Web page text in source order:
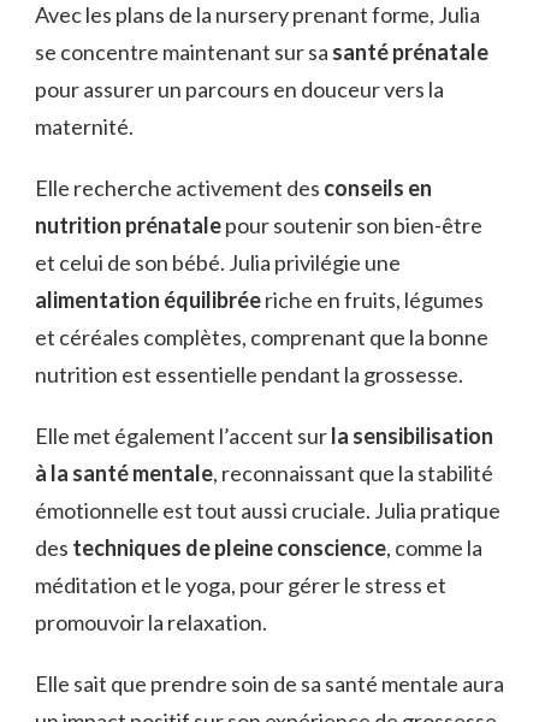
Avec les plans de la nursery prenant forme, Julia
se concentre maintenant sur sa santé prénatale
pour assurer un parcours en douceur vers la
maternité.
Elle recherche activement des conseils en
nutrition prénatalepour soutenir son bien-être
et celui de son bébé. Julia privilégie une
alimentation équilibréeriche en fruits, légumes
et céréales complètes, comprenant que la bonne
nutrition est essentielle pendant la grossesse.
Elle met également l’accent surla sensibilisation
à la santé mentale, reconnaissant que la stabilité
émotionnelle est tout aussi cruciale. Julia pratique
des techniques de pleine conscience, comme la
méditation et le yoga, pour gérer le stress et
promouvoir la relaxation.
Elle sait que prendre soin de sa santé mentale aura